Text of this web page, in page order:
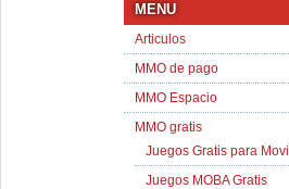
MENU
Articulos
MMO de pago
MMO Espacio
MMO gratis
Juegos Gratis para Movil
Juegos MOBA Gratis